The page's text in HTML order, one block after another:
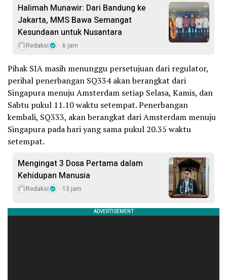
Halimah Munawir: Dari Bandung ke
Jakarta, MMS Bawa Semangat
Kesundaan untuk Nusantara
Redaksi 6 jam
Pihak SIA masih menunggu persetujuan dari regulator,
perihal penerbangan SQ334 akan berangkat dari
Singapura menuju Amsterdam setiap Selasa, Kamis, dan
Sabtu pukul 11.10 waktu setempat. Penerbangan
kembali, SQ333, akan berangkat dari Amsterdam menuju
Singapura pada hari yang sama pukul 20.35 waktu
setempat.
Mengingat 3 Dosa Pertama dalam
Kehidupan Manusia
Redaksi 13 jam